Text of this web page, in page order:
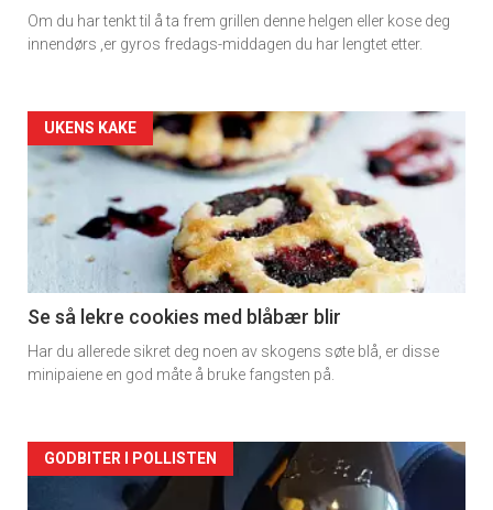
Om du har tenkt til å ta frem grillen denne helgen eller kose deg
innendørs ,er gyros fredags-middagen du har lengtet etter.
Forsiden
akkurat
nå
2
UKENS KAKE
Se så lekre cookies med blåbær blir
Har du allerede sikret deg noen av skogens søte blå, er disse
minipaiene en god måte å bruke fangsten på.
Forsiden
GODBITER I POLLISTEN